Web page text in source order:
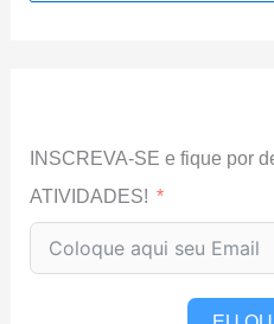
INSCREVA-SE e fique por
ATIVIDADES!